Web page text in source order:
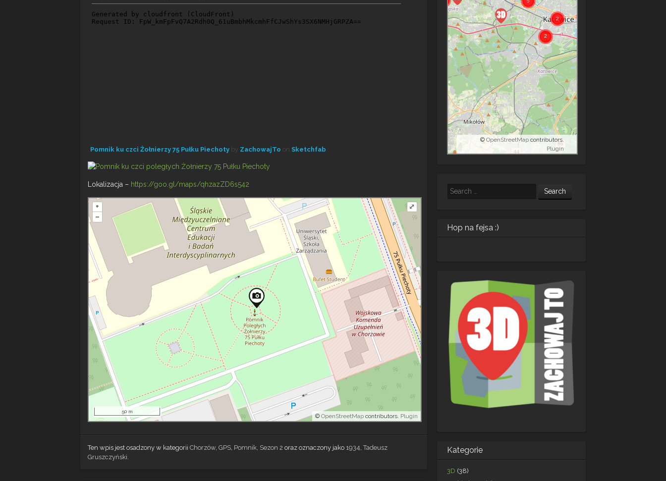
Pomnik ku czci Żołnierzy 75 Pułku Piechoty by ZachowajTo on Sketchfab
Lokalizacja – https://goo.gl/maps/qhzazZD6s542
+
–
© OpenStreetMap contributors. Plugin
50 m
⤢
Ten wpis jest osadzony w kategorii Chorzów, GPS, Pomnik, Sezon 2 oraz oznaczony jako 1934,Tadeusz
Gruszczyński.
© OpenStreetMap contributors.
Plugin
Search
Hop na fejsa :)
Kategorie
3D (38)